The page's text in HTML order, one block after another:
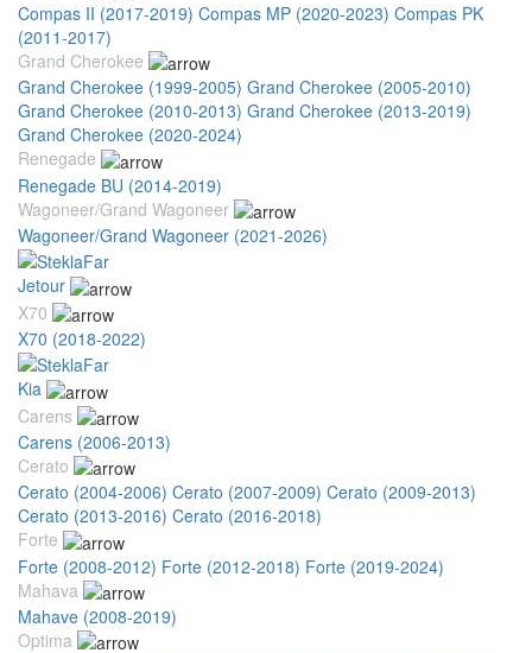
Compas II (2017-2019) Compas MP (2020-2023) Compas PK
(2011-2017)
Grand Cherokee
Grand Cherokee (1999-2005) Grand Cherokee (2005-2010)
Grand Cherokee (2010-2013) Grand Cherokee (2013-2019)
Grand Cherokee (2020-2024)
Renegade
Renegade BU (2014-2019)
Wagoneer/Grand Wagoneer
Wagoneer/Grand Wagoneer (2021-2026)
Jetour
X70
X70 (2018-2022)
Kia
Carens
Carens (2006-2013)
Cerato
Cerato (2004-2006) Cerato (2007-2009) Cerato (2009-2013)
Cerato (2013-2016) Cerato (2016-2018)
Forte
Forte (2008-2012) Forte (2012-2018) Forte (2019-2024)
Mahava
Mahave (2008-2019)
Optima